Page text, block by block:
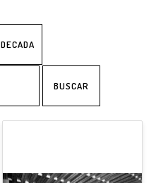
DECADA
BUSCAR